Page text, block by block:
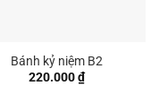
Bánh kỷ niệm B2
220.000₫